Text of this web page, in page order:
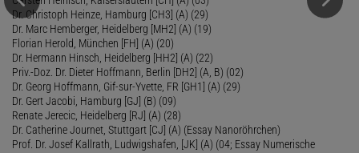
Dr. Christoph Heinze, Hamburg [CH3] (A) (29)
Dr. Marc Hemberger, Heidelberg [MH2] (A) (19)
Florian Herold, München [FH] (A) (20)
Dr. Hermann Hinsch, Heidelberg [HH2] (A) (22)
Priv.-Doz. Dr. Dieter Hoffmann, Berlin [DH2] (A, B) (02)
Dr. Georg Hoffmann, Gif-sur-Yvette, FR [GH1] (A) (29)
Dr. Gert Jacobi, Hamburg [GJ] (B) (09)
Renate Jerecic, Heidelberg [RJ] (A) (28)
Dr. Catherine Journet, Stuttgart [CJ] (A) (Essay Nanoröhrchen)
Prof. Dr. Josef Kallrath, Ludwigshafen, [JK] (A) (04; Essay Numerische